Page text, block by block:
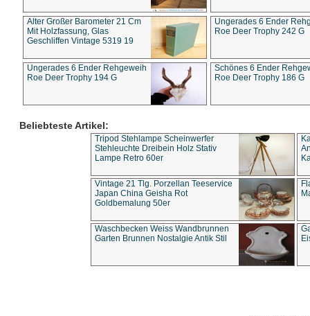
Alter Großer Barometer 21 Cm
Mit Holzfassung, Glas
Geschliffen Vintage 5319 19
Ungerades 6 Ender
Roe Deer Trophy 242 G
Ungerades 6 Ender Rehgeweih
Roe Deer Trophy 194 G
Schönes 6 Ender
Roe Deer Trophy 186 G
Beliebteste Artikel:
Tripod Stehlampe Scheinwerfer
Stehleuchte Dreibein Holz Stativ
Lampe Retro 60er
Vintage 21 Tlg. Porzellan Teeservice
Japan China Geisha Rot
Goldbemalung 50er
Waschbecken Weiss Wandbrunnen
Garten Brunnen Nostalgie Antik Stil